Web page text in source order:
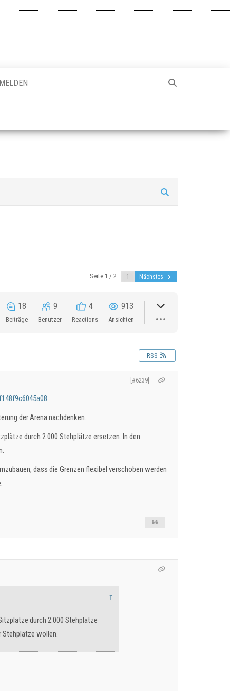
Seite 1 / 2 Nächstes
18
Beiträge
9
Benutzer
4
Reactions
913
Ansichten
RSS
[#6239]
der Arena nachdenken.
durch 2.000 Stehplätze ersetzen. In den
dass die Grenzen flexibel verschoben werden
↑
durch 2.000 Stehplätze
Stehplätze wollen.